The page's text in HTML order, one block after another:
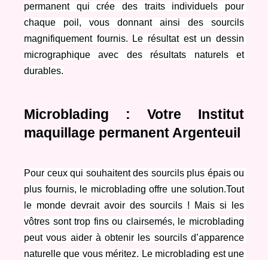
permanent qui crée des traits individuels pour
chaque poil, vous donnant ainsi des sourcils
magnifiquement fournis.
Le résultat est un dessin
micrographique avec des résultats naturels et
durables.
Microblading : Votre Institut
maquillage permanent Argenteuil
Pour ceux qui souhaitent des sourcils plus épais ou
plus fournis, le microblading offre une solution.Tout
le monde devrait avoir des sourcils ! Mais si les
vôtres sont trop fins ou clairsemés, le microblading
peut vous aider à obtenir les sourcils d’apparence
naturelle que vous méritez. Le microblading est une